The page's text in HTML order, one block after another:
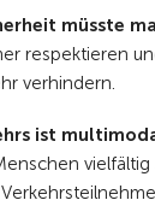
müsste
respektieren
verhindern.
ist